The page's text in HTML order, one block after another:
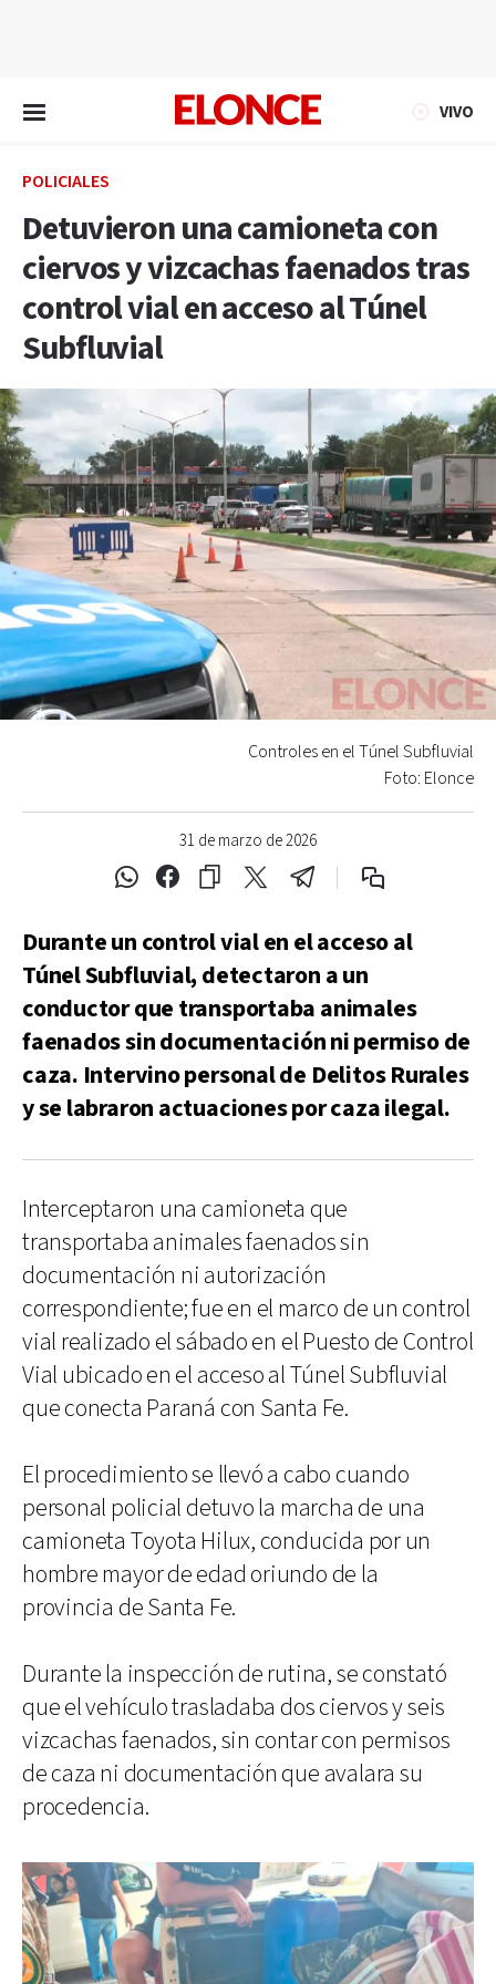
VIVO
POLICIALES
Detuvieron una camioneta con
ciervos y vizcachas faenados tras
control vial en acceso al Túnel
Subfluvial
31 de marzo de 2026
Controles en el Túnel Subfluvial
Foto: Elonce
Durante un control vial en el acceso al
Túnel Subfluvial, detectaron a un
conductor que transportaba animales
faenados sin documentación ni permiso de
caza. Intervino personal de Delitos Rurales
y se labraron actuaciones por caza ilegal.
Interceptaron una camioneta que
transportaba animales faenados sin
documentación ni autorización
correspondiente; fue en el marco de un control
vial realizado el sábado en el Puesto de Control
Vial ubicado en el acceso al Túnel Subfluvial
que conecta Paraná con Santa Fe.
El procedimiento se llevó a cabo cuando
personal policial detuvo la marcha de una
camioneta Toyota Hilux, conducida por un
hombre mayor de edad oriundo de la
provincia de Santa Fe.
Durante la inspección de rutina, se constató
que el vehículo trasladaba dos ciervos y seis
vizcachas faenados, sin contar con permisos
de caza ni documentación que avalara su
procedencia.